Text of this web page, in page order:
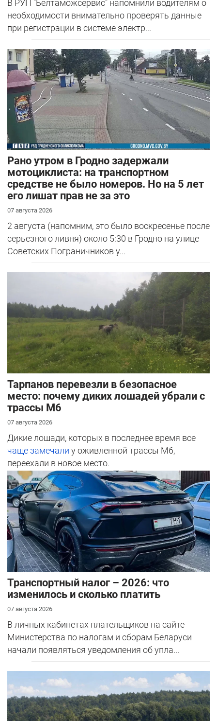
В РУП "Белтаможсервис" напомнили водителям о
необходимости внимательно проверять данные
при регистрации в системе электр...
Рано утром в Гродно задержали
мотоциклиста: на транспортном
средстве не было номеров. Но на 5 лет
его лишат прав не за это
07 августа 2026
2 августа (напомним, это было воскресенье после
серьезного ливня) около 5:30 в Гродно на улице
Советских Пограничников у...
Тарпанов перевезли в безопасное
место: почему диких лошадей убрали с
трассы М6
07 августа 2026
Дикие лошади, которых в последнее время все
чаще замечали у оживленной трассы М6,
переехали в новое место.
Транспортный налог – 2026: что
изменилось и сколько платить
07 августа 2026
В личных кабинетах плательщиков на сайте
Министерства по налогам и сборам Беларуси
начали появляться уведомления об упла...